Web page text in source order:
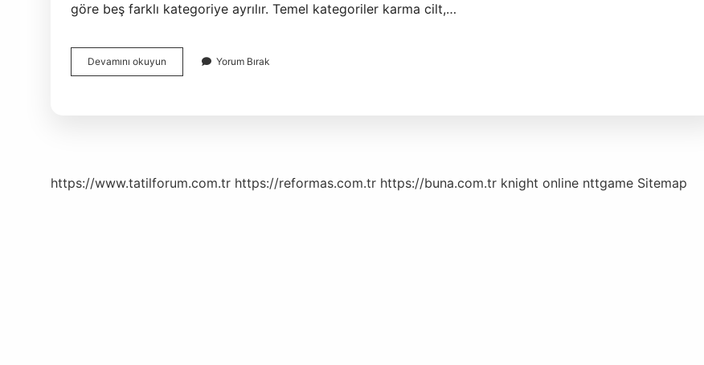
göre beş farklı kategoriye ayrılır. Temel kategoriler karma cilt,…
Devamını okuyun
Salihin
Yorum Bırak
https://www.tatilforum.com.tr https://reformas.com.tr https://buna.com.tr knight online nttgame Sitemap